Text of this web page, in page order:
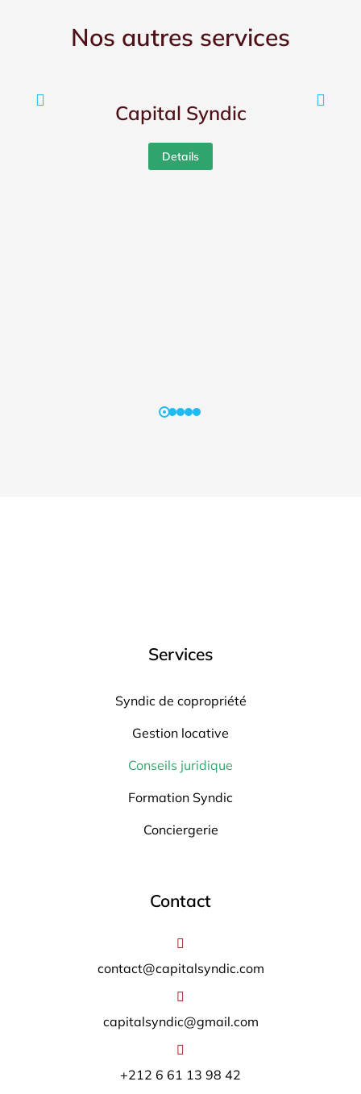
Nos autres services
Capital Syndic
Details
Services
Syndic de copropriété
Gestion locative
Conseils juridique
Formation Syndic
Conciergerie
Contact
contact@capitalsyndic.com
capitalsyndic@gmail.com
+212 6 61 13 98 42